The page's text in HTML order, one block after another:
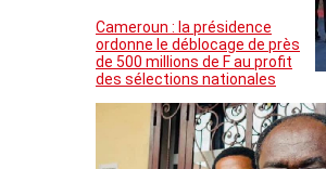
Cameroun : la présidence
ordonne le déblocage de près
de 500 millions de F au profit
des sélections nationales